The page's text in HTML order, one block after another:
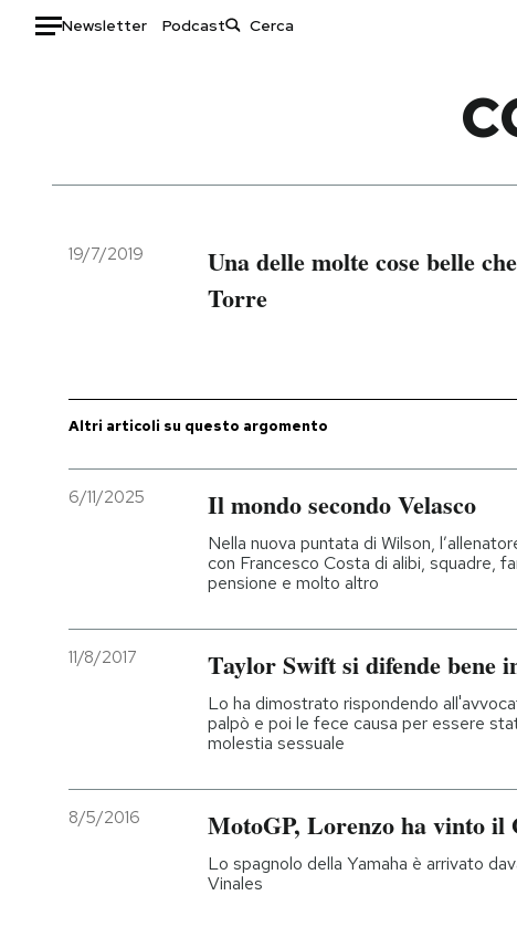
Newsletter Podcast
Italia
Politica
Moda
CALENDARIO
19/7/2019
Una delle molte cose belle
Torre
Altri articoli su questo argomento
6/11/2025 Il mondo secondo Velasco
Nella nuova puntata di Wilson,
con Francesco Costa di alibi, squadre,
pensione e molto altro
11/8/2017 Taylor Swift si difende bene
Lo ha dimostrato rispondendo
palpò e poi le fece causa per essere
molestia sessuale
8/5/2016 MotoGP, Lorenzo ha vinto
Lo spagnolo della Yamaha è arrivato
Vinales